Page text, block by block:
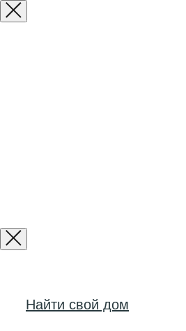
Найти свой дом